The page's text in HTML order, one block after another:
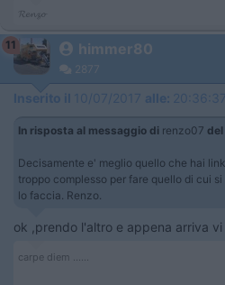
𝓡𝓮𝓷𝔃𝓸
11 himmer80
2877
Inserito il 10/07/2017 alle: 20:36:37
In risposta al messaggio di renzo07 del
Decisamente e' meglio quello che hai
troppo complesso per fare quello di cui
lo faccia. Renzo.
ok ,prendo l'altro e appena arriva vi
carpe diem ......